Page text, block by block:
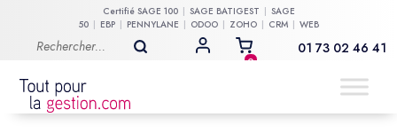
Certifié SAGE 100 SAGE BATIGEST
SAGE
50
EBP PENNYLANE ODOO ZOHO CRM WEB
MON COMPTE
0
01 73 02 46 41